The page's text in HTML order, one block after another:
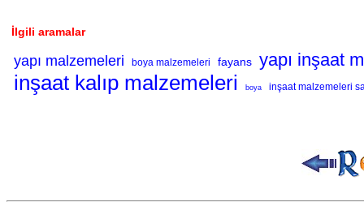
İlgili aramalar
yapı malzemeleri boya malzemeleri fayans yapı inşaat
inşaat kalıp malzemeleri boya inşaat malzemeleri